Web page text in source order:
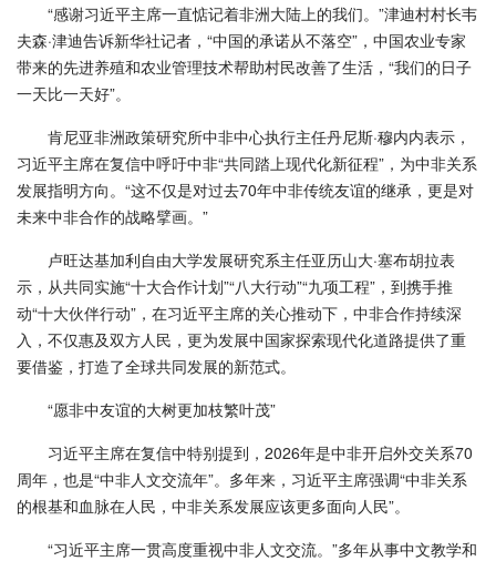
“感谢习近平主席一直惦记着非洲大陆上的我们。”津迪村村长韦
夫森·津迪告诉新华社记者，“中国的承诺从不落空”，中国农业专家
带来的先进养殖和农业管理技术帮助村民改善了生活，“我们的日子
一天比一天好”。
肯尼亚非洲政策研究所中非中心执行主任丹尼斯·穆内内表示，
习近平主席在复信中呼吁中非“共同踏上现代化新征程”，为中非关系
发展指明方向。“这不仅是对过去70年中非传统友谊的继承，更是对
未来中非合作的战略擘画。”
卢旺达基加利自由大学发展研究系主任亚历山大·塞布胡拉表
示，从共同实施“十大合作计划”“八大行动”“九项工程”，到携手推
动“十大伙伴行动”，在习近平主席的关心推动下，中非合作持续深
入，不仅惠及双方人民，更为发展中国家探索现代化道路提供了重
要借鉴，打造了全球共同发展的新范式。
“愿非中友谊的大树更加枝繁叶茂”
习近平主席在复信中特别提到，2026年是中非开启外交关系70
周年，也是“中非人文交流年”。多年来，习近平主席强调“中非关系
的根基和血脉在人民，中非关系发展应该更多面向人民”。
“习近平主席一贯高度重视中非人文交流。”多年从事中文教学和